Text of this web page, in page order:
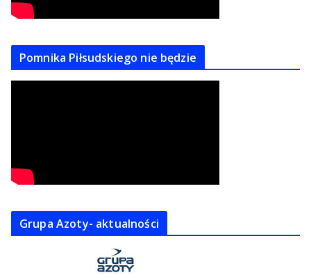
Pomnika Piłsudskiego nie będzie
Grupa Azoty- aktualności